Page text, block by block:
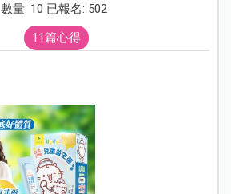
數量: 10 已報名: 502
11篇心得